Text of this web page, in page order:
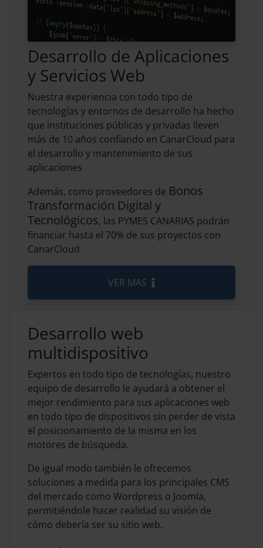
Desarrollo de Aplicaciones
y Servicios Web
Nuestra experiencia con todo tipo de
tecnologías y entornos de desarrollo ha hecho
que instituciones públicas y privadas lleven
más de 10 años confiando en CanarCloud para
el desarrollo y mantenimiento de sus
aplicaciones
Además, como proveedores de Bonos
Transformación Digital y
Tecnológicos, las PYMES CANARIAS podrán
financiar hasta el 70% de sus proyectos con
CanarCloud
VER MAS
Desarrollo web
multidispositivo
Expertos en todo tipo de tecnologías, nuestro
equipo de desarrollo le ayudará a obtener el
mejor rendimiento para sus aplicaciones web
en todo tipo de dispositivos sin perder de vista
el posicionamiento de la misma en los
motores de búsqueda.
De igual modo también le ofrecemos
soluciones a medida para los principales CMS
del mercado como Wordpress o Joomla,
permitiéndole hacer realidad su visión de
cómo debería ser su sitio web.